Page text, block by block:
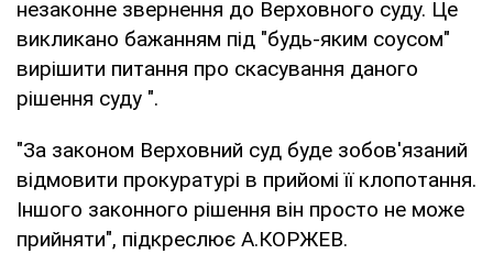
незаконне звернення до Верховного суду. Це
викликано бажанням під "будь-яким соусом"
вирішити питання про скасування даного
рішення суду ".
"За законом Верховний суд буде зобов'язаний
відмовити прокуратурі в прийомі її клопотання.
Іншого законного рішення він просто не може
прийняти", підкреслює А.КОРЖЕВ.